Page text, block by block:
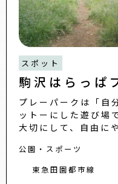
スポット
駒沢はらっぱ
プレーパークは「自
ットーにした遊び場
大切にして、自由に
降ヨーロッパを中
公園・スポーツ
東急田園都市線